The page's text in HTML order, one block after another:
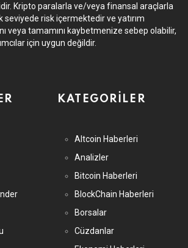
Kripto paralarla ve/veya finansal araçlarla
risk içermektedir ve yatırım
veya tamamını kaybetmenize sebep olabilir,
için uygun değildir.
KATEGORILER
Altcoin Haberleri
Analizler
Bitcoin Haberleri
BlockChain Haberleri
Borsalar
Cüzdanlar